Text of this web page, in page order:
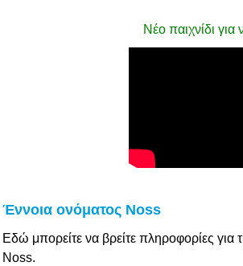
Νέο παιχνίδι για
Έννοια ονόματος Noss
Εδώ μπορείτε να βρείτε πληροφορίες
Noss.